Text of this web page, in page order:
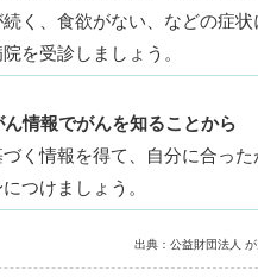
く、食欲がない、などの症状
を受診しましょう。
情報でがんを知ることから
く情報を得て、自分に合った
つけましょう。
出典：公益財団法人